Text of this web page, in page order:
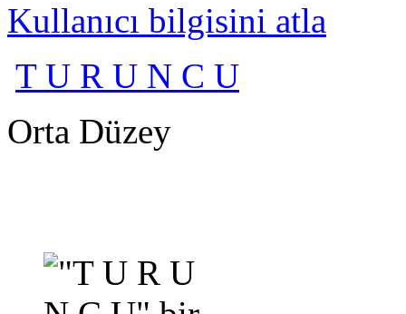
Kullanıcı bilgisini atla
T U R U N C U
Orta Düzey